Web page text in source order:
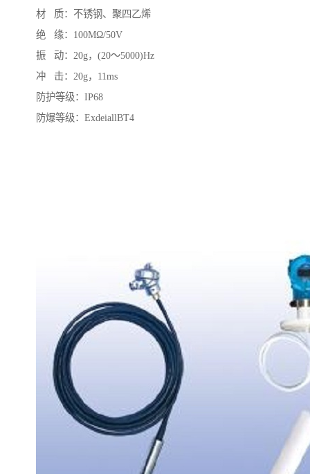
材 质：不锈钢、聚四乙烯
绝 缘：100MΩ/50V
振 动：20g，(20～5000)Hz
冲 击：20g，11ms
防护等级：IP68
防爆等级：ExdeiallBT4